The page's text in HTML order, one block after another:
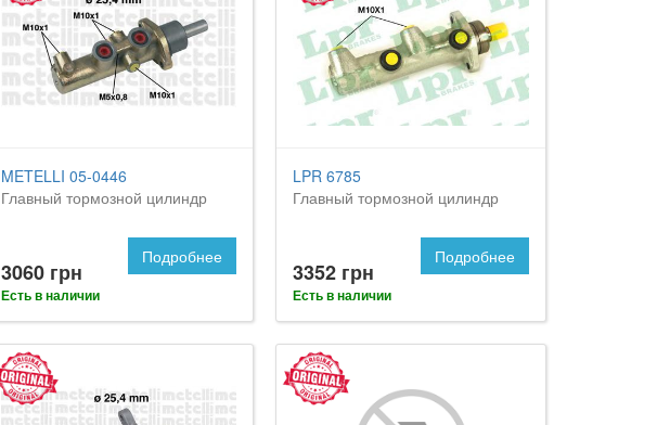
METELLI 05-0446
Главный тормозной цилиндр
3060 грн
Есть в наличии
Подробнее
LPR 6785
Главный тормозной цилиндр
3352 грн
Есть в наличии
Подробнее